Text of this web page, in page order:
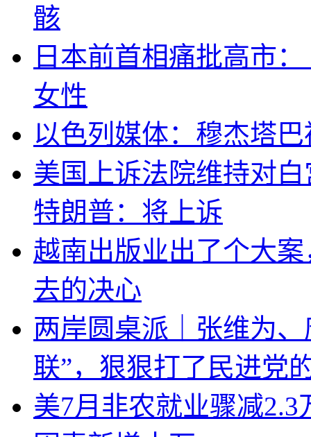
骸
日本前首相痛批高市
女性
以色列媒体：穆杰塔
美国上诉法院维持对
特朗普：将上诉
越南出版业出了个大
去的决心
两岸圆桌派｜张维为
联”，狠狠打了民进党
美7月非农就业骤减